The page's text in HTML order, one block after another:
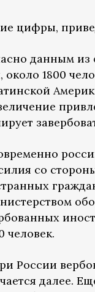
цифры,
данным из
около 1800
со
человек.
России
далее.